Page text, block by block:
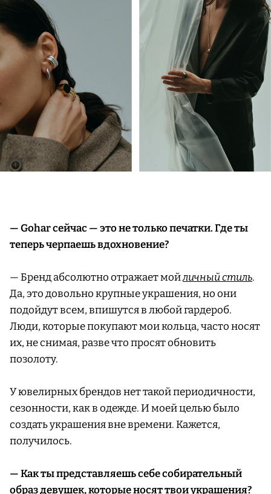
— Gohar сейчас — это не только печатки. Где ты
теперь черпаешь вдохновение?
— Бренд абсолютно отражает мойличный стиль.
Да, это довольно крупные украшения, но они
подойдут всем, впишутся в любой гардероб.
Люди, которые покупают мои кольца, часто носят
их, не снимая, разве что просят обновить
позолоту.
У ювелирных брендов нет такой периодичности,
сезонности, как в одежде. И моей целью было
создать украшения вне времени. Кажется,
получилось.
— Как ты представляешь себе собирательный
образ девушек, которые носят твои украшения?